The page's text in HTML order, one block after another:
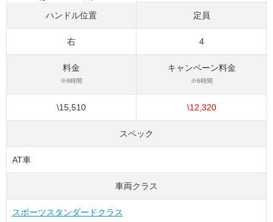
ハンドル位置
右
定員
4
料金
※6時間
\15,510
キャンペーン料金
※6時間
\12,320
スペック
AT車
車両クラス
スポーツスタンダードクラス